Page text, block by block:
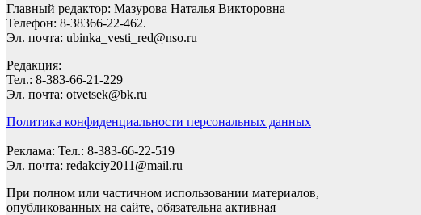
Главный редактор: Мазурова Наталья Викторовна
Телефон: 8-38366-22-462.
Эл. почта: ubinka_vesti_red@nso.ru
Редакция:
Тел.: 8-383-66-21-229
Эл. почта: otvetsek@bk.ru
Политика конфиденциальности персональных данных
Реклама: Тел.: 8-383-66-22-519
Эл. почта: redakciy2011@mail.ru
При полном или частичном использовании материалов,
опубликованных на сайте, обязательна активная